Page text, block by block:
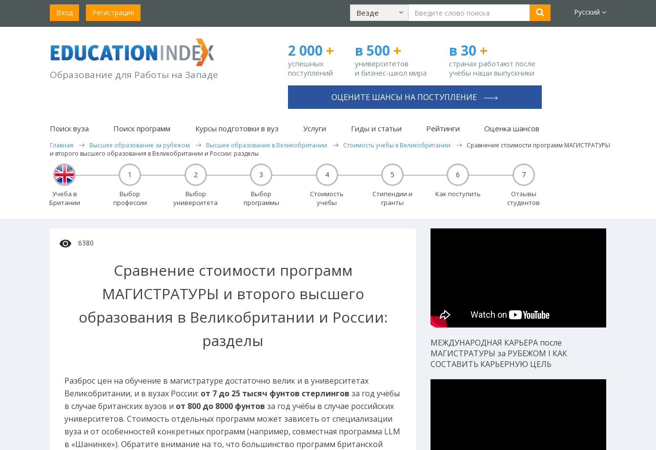
Вход Регистрация Везде Русский
Образование для Работы на Западе
2 000 +
успешных
поступлений
в 500 +
университетов
и бизнес-школ мира
в 30 +
странах работают после
учебы наши выпускники
ОЦЕНИТЕ ШАНСЫ НА ПОСТУПЛЕНИЕ
Поиск вуза Поиск программ Курсы подготовки в вуз Услуги Гиды и статьи Рейтинги Оценка шансов
Главная Высшее образование за рубежом Высшее образование в Великобритании Стоимость учебы в Великобритании
Сравнение стоимости программ МАГИСТРАТУРЫ
и второго высшего образования в Великобритании и России: разделы
Учеба в
Британии
1
Выбор
профессии
2
Выбор
университета
3
Выбор
программы
4
Стоимость
учебы
5
Стипендии и
гранты
6
Как поступить
7
Отзывы
студентов
6380
Сравнение стоимости программ
МАГИСТРАТУРЫ и второго высшего
образования в Великобритании и России:
разделы
Разброс цен на обучение в магистратуре достаточно велик и в университетах
Великобритании, и в вузах России: от 7 до 25 тысяч фунтов стерлингов за год учёбы
в случае британских вузов и от 800 до 8000 фунтов за год учёбы в случае российских
университетов. Стоимость отдельных программ может зависеть от специализации
вуза и от особенностей конкретных программ (например, совместная программа LLM
в «Шанинке»). Обратите внимание на то, что большинство программ британской
МЕЖДУНАРОДНАЯ КАРЬЕРА после
МАГИСТРАТУРЫ за РУБЕЖОМ I КАК
СОСТАВИТЬ КАРЬЕРНУЮ ЦЕЛЬ